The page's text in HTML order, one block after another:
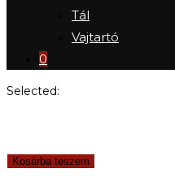
Tál
Vajtartó
0
Selected:
Kosárba teszem